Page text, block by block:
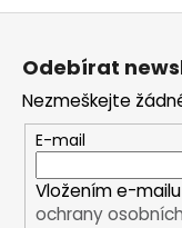
Odebírat
Nezmeškejte
E-mail
Vložením e-
ochrany